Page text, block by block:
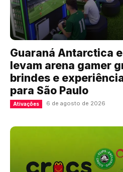
Guaraná Antarctica
levam arena gamer
brindes e
para São Paulo
Ativações 6 de agosto de 2026